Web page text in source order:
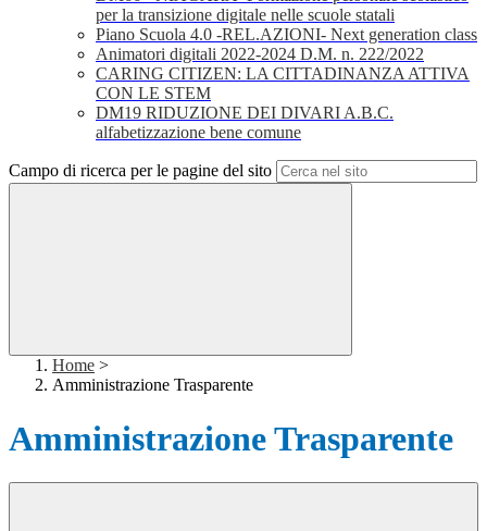
per la transizione digitale nelle scuole statali
Piano Scuola 4.0 -REL.AZIONI- Next generation class
Animatori digitali 2022-2024 D.M. n. 222/2022
CARING CITIZEN: LA CITTADINANZA ATTIVA
CON LE STEM
DM19 RIDUZIONE DEI DIVARI A.B.C.
alfabetizzazione bene comune
Campo di ricerca per le pagine del sito
Home >
Amministrazione Trasparente
Amministrazione Trasparente